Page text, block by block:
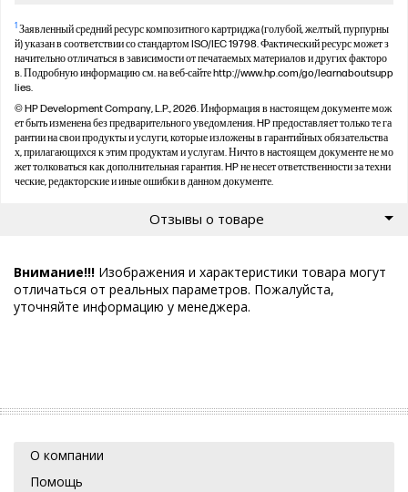
1Заявленный средний ресурс композитного картриджа (голубой, желтый, пурпурны
й) указан в соответствии со стандартом ISO/IEC 19798. Фактический ресурс может з
начительно отличаться в зависимости от печатаемых материалов и других факторо
в. Подробную информацию см. на веб-сайте http://www.hp.com/go/learnaboutsupp
lies.
© HP Development Company, L.P., 2026. Информация в настоящем документе мож
ет быть изменена без предварительного уведомления. HP предоставляет только те га
рантии на свои продукты и услуги, которые изложены в гарантийных обязательства
х, прилагающихся к этим продуктам и услугам. Ничто в настоящем документе не мо
жет толковаться как дополнительная гарантия. HP не несет ответственности за техни
ческие, редакторские и иные ошибки в данном документе.
Отзывы о товаре
Внимание!!! Изображения и характеристики товара могут
отличаться от реальных параметров. Пожалуйста,
уточняйте информацию у менеджера.
О компании
Помощь